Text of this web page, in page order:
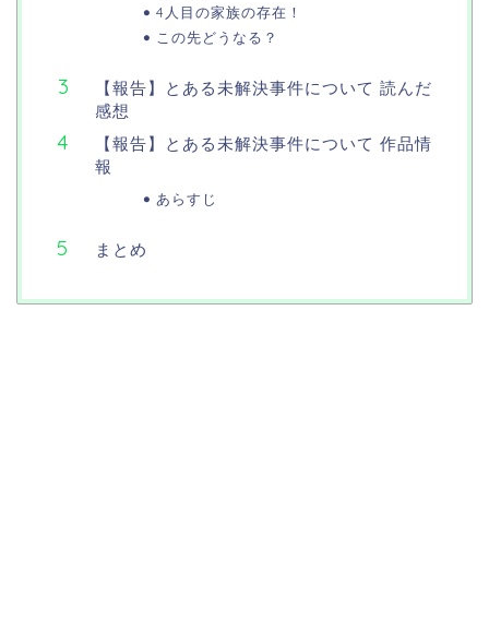
4人目の家族の存在！
この先どうなる？
【報告】とある未解決事件について 読んだ
感想
【報告】とある未解決事件について 作品情
報
あらすじ
まとめ